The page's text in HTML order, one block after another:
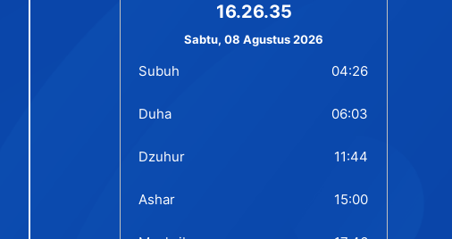
16.26.36
Sabtu, 08 Agustus 2026
Subuh 04:26
Duha 06:03
Dzuhur 11:44
Ashar 15:00